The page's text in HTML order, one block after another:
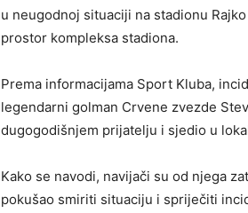
u neugodnoj situaciji na stadionu
prostor kompleksa stadiona.
Prema informacijama Sport Kluba,
legendarni golman Crvene zvezde
dugogodišnjem prijatelju i sjedio u
Kako se navodi, navijači su od njega
pokušao smiriti situaciju i spriječiti